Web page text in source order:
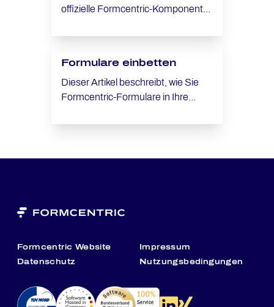
offizielle Formcentric-Komponente
Formulare einbetten
Dieser Artikel beschreibt, wie Sie
Formcentric-Formulare in Ihre
Formcentric Website
Impressum
Datenschutz
Nutzungsbedingungen